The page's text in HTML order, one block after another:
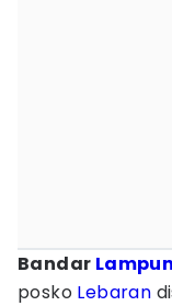
Bandar
posko Lebaran